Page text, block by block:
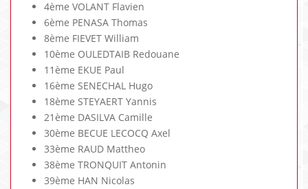
4ème VOLANT Flavien
6ème PENASA Thomas
8ème FIEVET William
10ème OULEDTAIB Redouane
11ème EKUE Paul
16ème SENECHAL Hugo
18ème STEYAERT Yannis
21ème DASILVA Camille
30ème BECUE LECOCQ Axel
33ème RAUD Mattheo
38ème TRONQUIT Antonin
39ème HAN Nicolas